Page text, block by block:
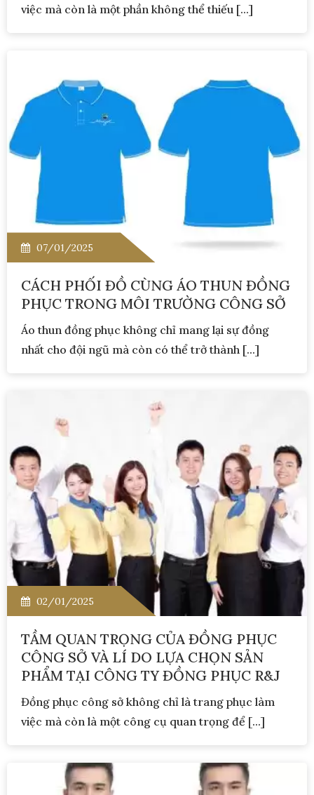
việc mà còn là một phần không thể thiếu [...]
07/01/2025
CÁCH PHỐI ĐỒ CÙNG ÁO THUN ĐỒNG
PHỤC TRONG MÔI TRƯỜNG CÔNG SỞ
Áo thun đồng phục không chỉ mang lại sự đồng
nhất cho đội ngũ mà còn có thể trở thành [...]
02/01/2025
TẦM QUAN TRỌNG CỦA ĐỒNG PHỤC
CÔNG SỞ VÀ LÍ DO LỰA CHỌN SẢN
PHẨM TẠI CÔNG TY ĐỒNG PHỤC R&J
Đồng phục công sở không chỉ là trang phục làm
việc mà còn là một công cụ quan trọng để [...]